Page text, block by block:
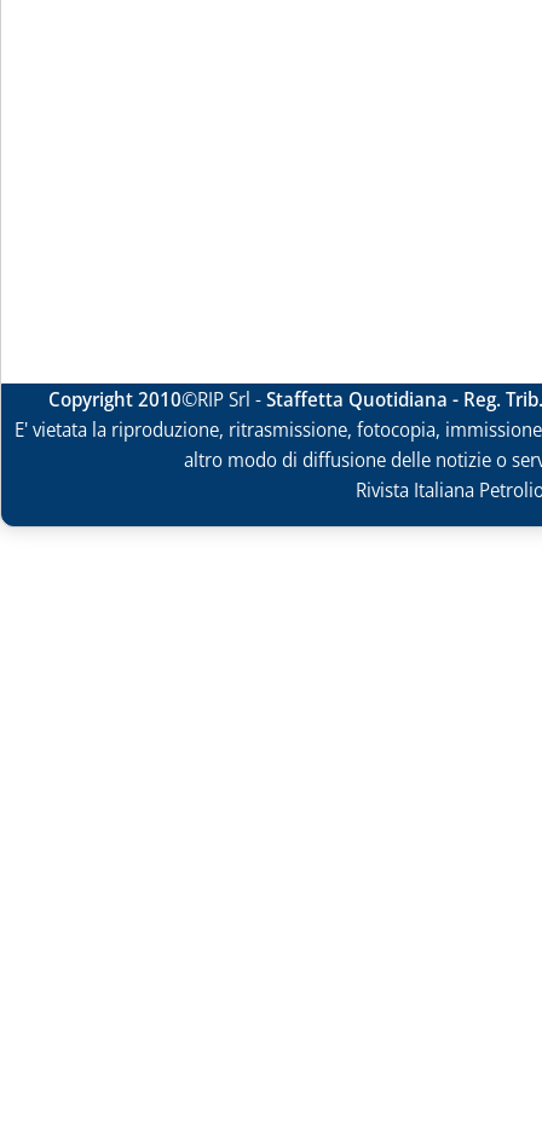
Copyright 2010©RIP Srl -Staffetta Quotidiana - Reg.
E' vietata la riproduzione, ritrasmissione, fotocopia,
altro modo di diffusione delle notizie o
Rivista Italiana